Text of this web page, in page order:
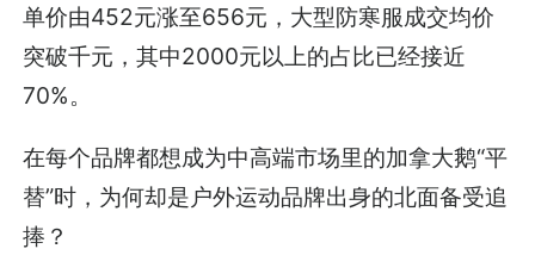
单价由452元涨至656元，大型防寒服成交均价
突破千元，其中2000元以上的占比已经接近
70%。
在每个品牌都想成为中高端市场里的加拿大鹅“平
替”时，为何却是户外运动品牌出身的北面备受追
捧？